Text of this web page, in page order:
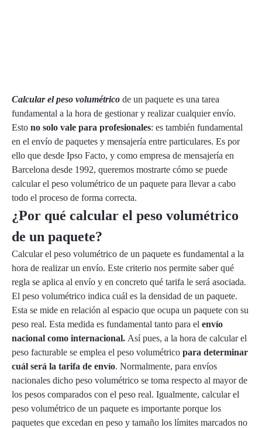
Calcular el peso volumétrico de un paquete es una tarea
fundamental a la hora de gestionar y realizar cualquier envío.
Esto no solo vale para profesionales: es también fundamental
en el envío de paquetes y mensajería entre particulares. Es por
ello que desde Ipso Facto, y como empresa de mensajería en
Barcelona desde 1992, queremos mostrarte cómo se puede
calcular el peso volumétrico de un paquete para llevar a cabo
todo el proceso de forma correcta.
¿Por qué calcular el peso volumétrico
de un paquete?
Calcular el peso volumétrico de un paquete es fundamental a la
hora de realizar un envío. Este criterio nos permite saber qué
regla se aplica al envío y en concreto qué tarifa le será asociada.
El peso volumétrico indica cuál es la densidad de un paquete.
Esta se mide en relación al espacio que ocupa un paquete con su
peso real. Esta medida es fundamental tanto para el envío
nacional como internacional. Así pues, a la hora de calcular el
peso facturable se emplea el peso volumétrico para determinar
cuál será la tarifa de envío. Normalmente, para envíos
nacionales dicho peso volumétrico se toma respecto al mayor de
los pesos comparados con el peso real. Igualmente, calcular el
peso volumétrico de un paquete es importante porque los
paquetes que excedan en peso y tamaño los límites marcados no